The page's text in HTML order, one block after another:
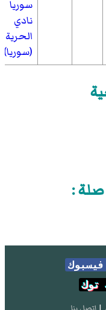
نادي
الحرية
(سوريا)
:
فيسبوك
توك